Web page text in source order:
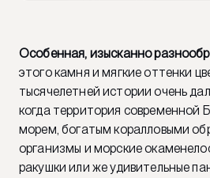
Особенная, изысканно
этого камня и мягкие оттенки
тысячелетней истории очень
когда территория современной
морем, богатым коралловыми
организмы и морские
ракушки или же удивительные